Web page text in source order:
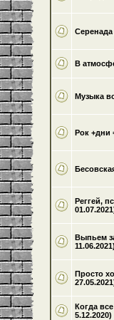
В
Музыка
Рок +дни
Реггей,
Выпьем
11.06.2021)
Просто
Когда
5.12.2020)